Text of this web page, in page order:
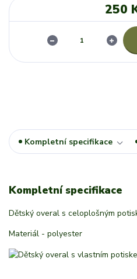
250
Kompletní specifikace
Kompletní specifikace
Dětský overal s celoplošným
Materiál - polyester